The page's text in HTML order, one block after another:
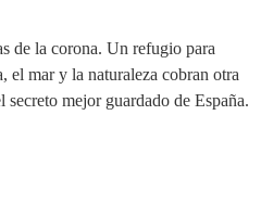
de la corona. Un refugio para
el mar y la naturaleza cobran otra
mejor guardado de España.